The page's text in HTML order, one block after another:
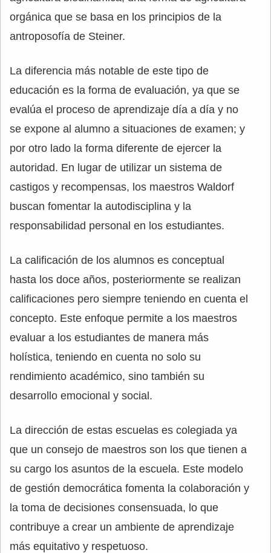
orgánica que se basa en los principios de la
antroposofía de Steiner.
La diferencia más notable de este tipo de
educación es la forma de evaluación, ya que se
evalúa el proceso de aprendizaje día a día y no
se expone al alumno a situaciones de examen; y
por otro lado la forma diferente de ejercer la
autoridad. En lugar de utilizar un sistema de
castigos y recompensas, los maestros Waldorf
buscan fomentar la autodisciplina y la
responsabilidad personal en los estudiantes.
La calificación de los alumnos es conceptual
hasta los doce años, posteriormente se realizan
calificaciones pero siempre teniendo en cuenta el
concepto. Este enfoque permite a los maestros
evaluar a los estudiantes de manera más
holística, teniendo en cuenta no solo su
rendimiento académico, sino también su
desarrollo emocional y social.
La dirección de estas escuelas es colegiada ya
que un consejo de maestros son los que tienen a
su cargo los asuntos de la escuela. Este modelo
de gestión democrática fomenta la colaboración y
la toma de decisiones consensuada, lo que
contribuye a crear un ambiente de aprendizaje
más equitativo y respetuoso.